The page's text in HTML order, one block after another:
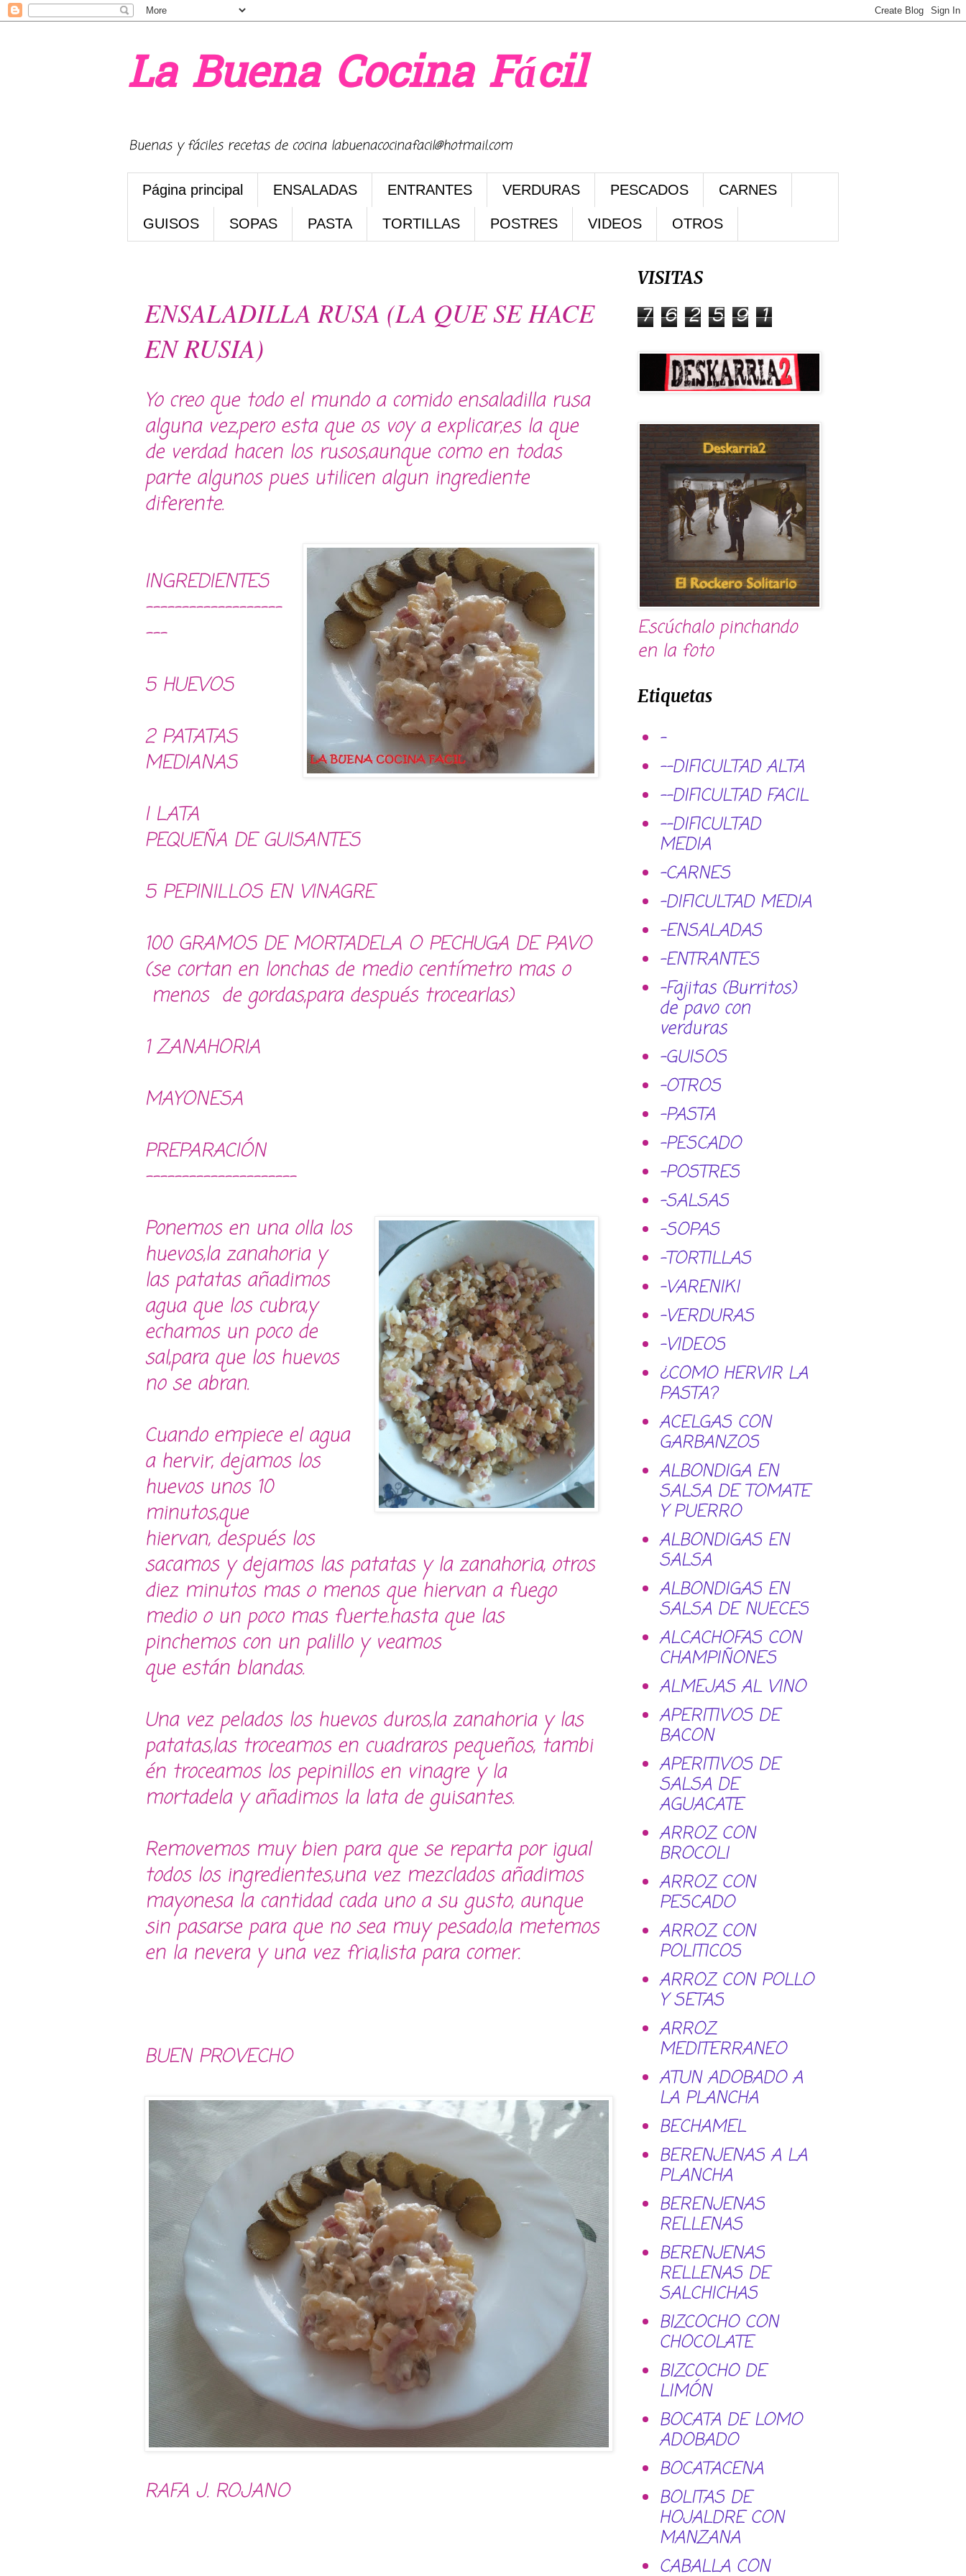
La Buena Cocina Fácil
Buenas y fáciles recetas de cocina labuenacocinafacil@hotmail.com
Página principal ENSALADAS ENTRANTES VERDURAS PESCADOS CARNES
GUISOS SOPAS PASTA TORTILLAS POSTRES VIDEOS OTROS
ENSALADILLA RUSA (LA QUE SE HACE
EN RUSIA)
Yo creo que todo el mundo a comido ensaladilla rusa
alguna vez,pero esta que os voy a explicar,es la que
de verdad hacen los rusos,aunque como en todas
parte algunos pues utilicen algun ingrediente
diferente.
INGREDIENTES
-------------------
---
5 HUEVOS
2 PATATAS
MEDIANAS
I LATA
PEQUEÑA DE GUISANTES
5 PEPINILLOS EN VINAGRE
100 GRAMOS DE MORTADELA O PECHUGA DE PAVO
(se cortan en lonchas de medio centímetro mas o
menos de gordas,para después trocearlas)
1 ZANAHORIA
MAYONESA
PREPARACIÓN
---------------------
Ponemos en una olla los
huevos,la zanahoria y
las patatas añadimos
agua que los cubra,y
echamos un poco de
sal,para que los huevos
no se abran.
Cuando empiece el agua
a hervir, dejamos los
huevos unos 10
minutos,que
hiervan, después los
sacamos y dejamos las patatas y la zanahoria, otros
diez minutos mas o menos que hiervan a fuego
medio o un poco mas fuerte.hasta que las
pinchemos con un palillo y veamos
que están blandas.
Una vez pelados los huevos duros,la zanahoria y las
patatas,las troceamos en cuadraros pequeños, tambi
én troceamos los pepinillos en vinagre y la
mortadela y añadimos la lata de guisantes.
Removemos muy bien para que se reparta por igual
todos los ingredientes,una vez mezclados añadimos
mayonesa la cantidad cada uno a su gusto, aunque
sin pasarse para que no sea muy pesado,la metemos
en la nevera y una vez fria,lista para comer.
BUEN PROVECHO
RAFA J. ROJANO
VISITAS
7 6 2 5 9 1
Escúchalo pinchando
en la foto
Etiquetas
-
--DIFICULTAD ALTA
--DIFICULTAD FACIL
--DIFICULTAD
MEDIA
-CARNES
-DIFICULTAD MEDIA
-ENSALADAS
-ENTRANTES
-Fajitas (Burritos)
de pavo con
verduras
-GUISOS
-OTROS
-PASTA
-PESCADO
-POSTRES
-SALSAS
-SOPAS
-TORTILLAS
-VARENIKI
-VERDURAS
-VIDEOS
¿COMO HERVIR LA
PASTA?
ACELGAS CON
GARBANZOS
ALBONDIGA EN
SALSA DE TOMATE
Y PUERRO
ALBONDIGAS EN
SALSA
ALBONDIGAS EN
SALSA DE NUECES
ALCACHOFAS CON
CHAMPIÑONES
ALMEJAS AL VINO
APERITIVOS DE
BACON
APERITIVOS DE
SALSA DE
AGUACATE
ARROZ CON
BROCOLI
ARROZ CON
PESCADO
ARROZ CON
POLITICOS
ARROZ CON POLLO
Y SETAS
ARROZ
MEDITERRANEO
ATUN ADOBADO A
LA PLANCHA
BECHAMEL
BERENJENAS A LA
PLANCHA
BERENJENAS
RELLENAS
BERENJENAS
RELLENAS DE
SALCHICHAS
BIZCOCHO CON
CHOCOLATE
BIZCOCHO DE
LIMÓN
BOCATA DE LOMO
ADOBADO
BOCATACENA
BOLITAS DE
HOJALDRE CON
MANZANA
CABALLA CON